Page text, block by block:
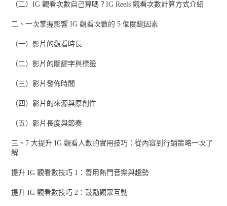
（二）IG 觀看次數自己算嗎？IG Reels 觀看次數計算方式介紹
二、一次掌握影響 IG 觀看次數的 5 個關鍵因素
（一）影片的觀看時長
（二）影片的關鍵字與標籤
（三）影片發佈時間
（四）影片的來源與原創性
（五）影片長度與節奏
三、7 大提升 IG 觀看人數的實用技巧：從內容到行銷策略一次了
解
提升 IG 觀看數技巧 1：善用熱門音樂與趨勢
提升 IG 觀看數技巧 2：鼓勵觀眾互動